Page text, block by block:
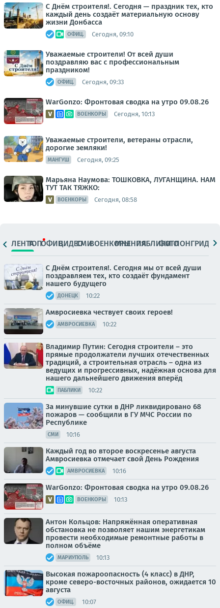
С Днём строителя!. Сегодня — праздник тех, кто
каждый день создаёт материальную основу
жизни Донбасса
ОФИЦ. Сегодня, 09:10
Уважаемые строители! От всей души
поздравляю вас с профессиональным
праздником!
ОФИЦ. Сегодня, 09:33
WarGonzo: Фронтовая сводка на утро 09.08.26
ВОЕНКОРЫ Сегодня, 10:13
Уважаемые строители, ветераны отрасли,
дорогие земляки!
МАНГУШ Сегодня, 09:25
Марьяна Наумова: ТОШКОВКА, ЛУГАНЩИНА. НАМ
ТУТ ТАК ТЯЖКО:
ВОЕНКОРЫ Сегодня, 08:58
ЛЕНТАТОПОФИЦ.ВИДЕОСМИВОЕНКОРЫМНЕНИЯПАБЛИКИ
ФОТОЛОНГРИДЫ
С Днём строителя!. Сегодня мы от всей души
поздравляем тех, кто создаёт фундамент
нашего будущего
ДОНЕЦК 10:22
Амвросиевка чествует своих героев!
АМВРОСИЕВКА 10:22
Владимир Путин: Сегодня строители – это
прямые продолжатели лучших отечественных
традиций, а строительная отрасль – одна из
ведущих и прогрессивных, надёжная основа для
нашего дальнейшего движения вперёд
ПАБЛИКИ 10:22
За минувшие сутки в ДНР ликвидировано 68
пожаров — сообщили в ГУ МЧС России по
Республике
СМИ 10:16
Каждый год во второе воскресенье августа
Амвросиевка отмечает свой День Рождения
АМВРОСИЕВКА 10:16
WarGonzo: Фронтовая сводка на утро 09.08.26
ВОЕНКОРЫ 10:13
Антон Кольцов: Напряжённая оперативная
обстановка не позволяет нашим энергетикам
провести необходимые ремонтные работы в
полном объёме
МАРИУПОЛЬ 10:13
Высокая пожароопасность (4 класс) в ДНР,
кроме северо-восточных районов, ожидается 10
августа
ОФИЦ. 10:07